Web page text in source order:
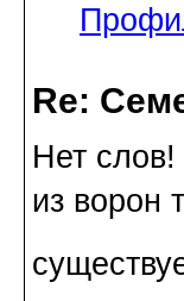
Re:
Нет
из ворон